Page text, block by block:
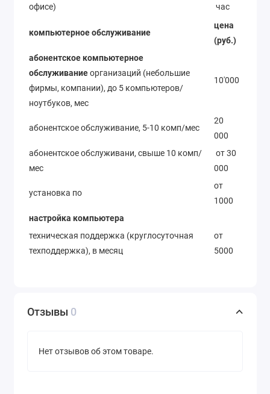
офисе)
час
компьютерное обслуживание
цена
(руб.)
абонентское компьютерное
обслуживаниеорганизаций (небольшие
фирмы, компании), до 5 компьютеров/
ноутбуков, мес
10'000
абонентское обслуживание, 5-10 комп/мес
20
000
абонентское обслуживани, свыше 10 комп/
мес
от 30
000
установка по
от
1000
настройка компьютера
техническая поддержка (круглосуточная
техподдержка), в месяц
от
5000
Отзывы 0
Нет отзывов об этом товаре.